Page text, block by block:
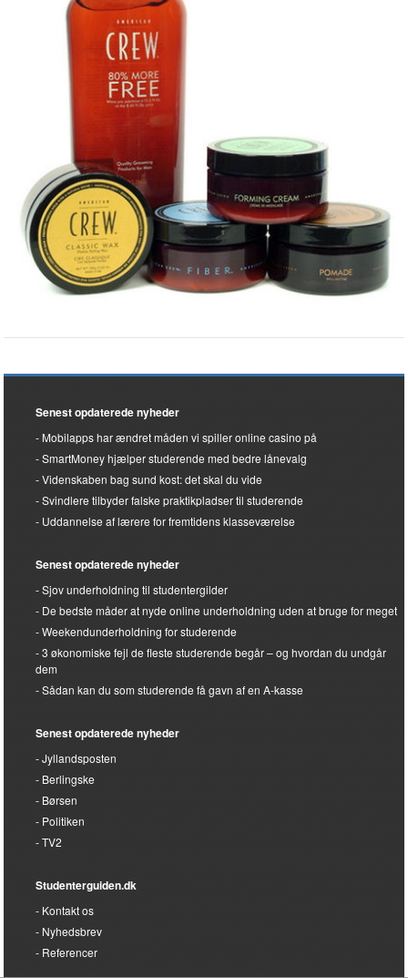
Senest opdaterede nyheder
Mobilapps har ændret måden vi spiller online casino på
SmartMoney hjælper studerende med bedre lånevalg
Videnskaben bag sund kost: det skal du vide
Svindlere tilbyder falske praktikpladser til studerende
Uddannelse af lærere for fremtidens klasseværelse
Senest opdaterede nyheder
Sjov underholdning til studentergilder
De bedste måder at nyde online underholdning uden at bruge for meget
Weekendunderholdning for studerende
3 økonomiske fejl de fleste studerende begår – og hvordan du undgår
dem
Sådan kan du som studerende få gavn af en A-kasse
Senest opdaterede nyheder
Jyllandsposten
Berlingske
Børsen
Politiken
TV2
Studenterguiden.dk
Kontakt os
Nyhedsbrev
Referencer